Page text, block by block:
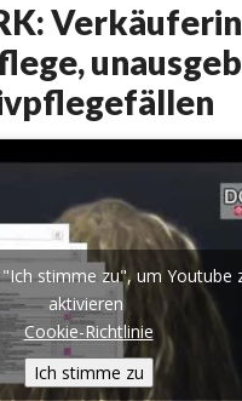
stimme zu", um Youtube
aktivieren
Cookie-Richtlinie
Ich stimme zu